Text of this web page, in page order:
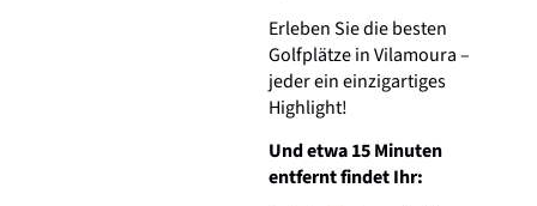
Erleben Sie die besten
Golfplätze in Vilamoura –
jeder ein einzigartiges
Highlight!
Und etwa 15 Minuten
entfernt findet Ihr: